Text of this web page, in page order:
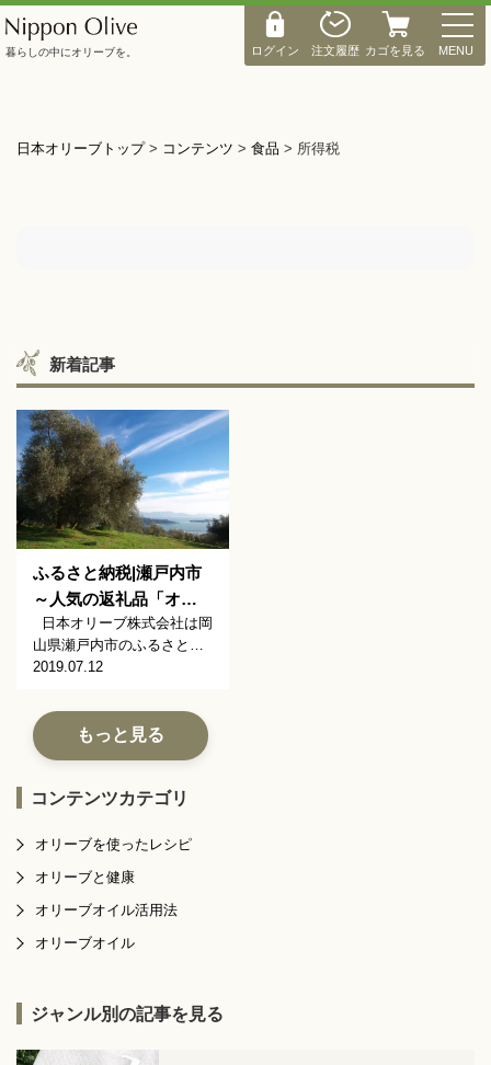
ログイン 注文履歴 カゴを見る
M
E
N
MENU
暮らしの中にオリーブを。
日本オリーブトップ> コンテンツ > 食品 > 所得税
新着記事
ふるさと納税|瀬戸内市
～人気の返礼品「オ…
日本オリーブ株式会社は岡
山県瀬戸内市のふるさと…
2019.07.12
もっと見る
コンテンツカテゴリ
オリーブを使ったレシピ
オリーブと健康
オリーブオイル活用法
オリーブオイル
ジャンル別の記事を見る